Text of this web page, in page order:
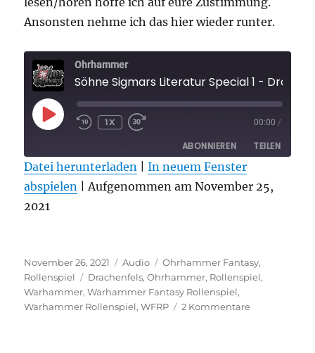
Ansonsten nehme ich das hier wieder runter.
Ohrhammer
PLAY
EPISODE
1X 00:00 /
ABONNIEREN TEILEN
RSS FEED
TEILEN
LINK
Datei herunterladen |In neuem Fenster
abspielen |Aufgenommen am November 25,
2021
Veröffentlicht
am
November 26, 2021 Format
Audio Kategorien
Ohrhammer Fantasy,
Rollenspiel
Schlagwörter
Drachenfels,Ohrhammer, Rollenspiel,
Warhammer,Warhammer Fantasy Rollenspiel,
Warhammer Rollenspiel,WFRP 2 Kommentarezu